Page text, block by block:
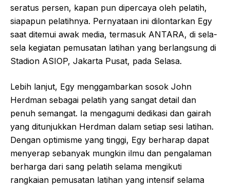
seratus persen, kapan pun dipercaya oleh pelatih,
siapapun pelatihnya. Pernyataan ini dilontarkan Egy
saat ditemui awak media, termasuk ANTARA, di sela-
sela kegiatan pemusatan latihan yang berlangsung di
Stadion ASIOP, Jakarta Pusat, pada Selasa.
Lebih lanjut, Egy menggambarkan sosok John
Herdman sebagai pelatih yang sangat detail dan
penuh semangat. Ia mengagumi dedikasi dan gairah
yang ditunjukkan Herdman dalam setiap sesi latihan.
Dengan optimisme yang tinggi, Egy berharap dapat
menyerap sebanyak mungkin ilmu dan pengalaman
berharga dari sang pelatih selama mengikuti
rangkaian pemusatan latihan yang intensif selama